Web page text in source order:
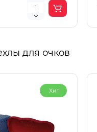
для очков
Хит